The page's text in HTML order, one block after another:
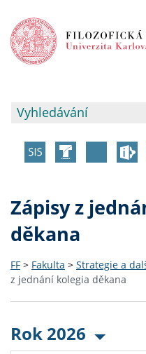
Zápisy z
děkana
FF > Fakulta > Strategie a
z jednání kolegia děkana
Rok 2026